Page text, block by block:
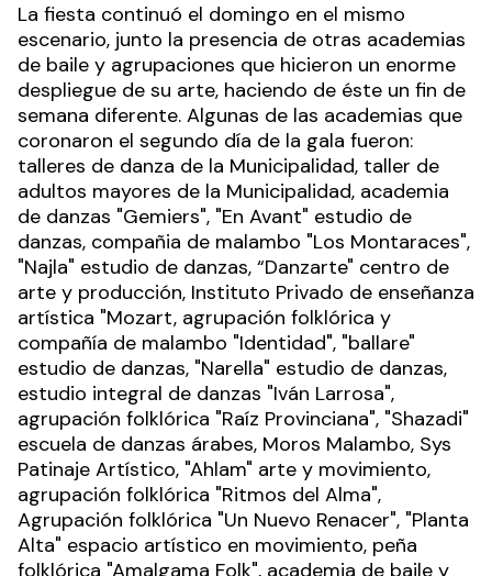
La fiesta continuó el domingo en el mismo
escenario, junto la presencia de otras academias
de baile y agrupaciones que hicieron un enorme
despliegue de su arte, haciendo de éste un fin de
semana diferente. Algunas de las academias que
coronaron el segundo día de la gala fueron:
talleres de danza de la Municipalidad, taller de
adultos mayores de la Municipalidad, academia
de danzas "Gemiers", "En Avant" estudio de
danzas, compañia de malambo "Los Montaraces",
"Najla" estudio de danzas, “Danzarte" centro de
arte y producción, Instituto Privado de enseñanza
artística "Mozart, agrupación folklórica y
compañía de malambo "Identidad", "ballare"
estudio de danzas, "Narella" estudio de danzas,
estudio integral de danzas "Iván Larrosa",
agrupación folklórica "Raíz Provinciana", "Shazadi"
escuela de danzas árabes, Moros Malambo, Sys
Patinaje Artístico, "Ahlam" arte y movimiento,
agrupación folklórica "Ritmos del Alma",
Agrupación folklórica "Un Nuevo Renacer", "Planta
Alta" espacio artístico en movimiento, peña
folklórica "Amalgama Folk", academia de baile y